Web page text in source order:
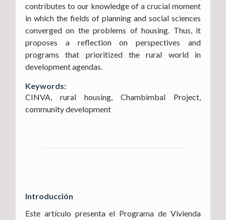
contributes to our knowledge of a crucial moment
in which the fields of planning and social sciences
converged on the problems of housing. Thus, it
proposes a reflection on perspectives and
programs that prioritized the rural world in
development agendas.
Keywords:
CINVA, rural housing, Chambimbal Project,
community development
Introducción
Este artículo presenta el Programa de Vivienda